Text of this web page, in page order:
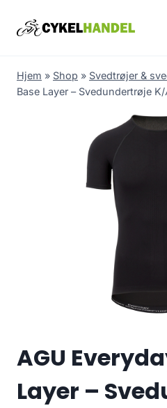
Hjem » Shop » Svedtrøjer &
Base Layer – Svedundertrøje
AGU
Layer –